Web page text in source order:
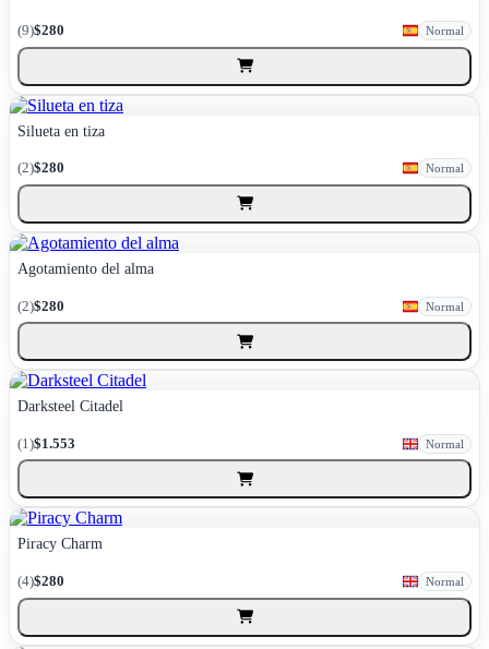
(9)$280 Normal
Silueta en tiza
(2)$280 Normal
Agotamiento del alma
(2)$280 Normal
Darksteel Citadel
(1)$1.553 Normal
Piracy Charm
(4)$280 Normal